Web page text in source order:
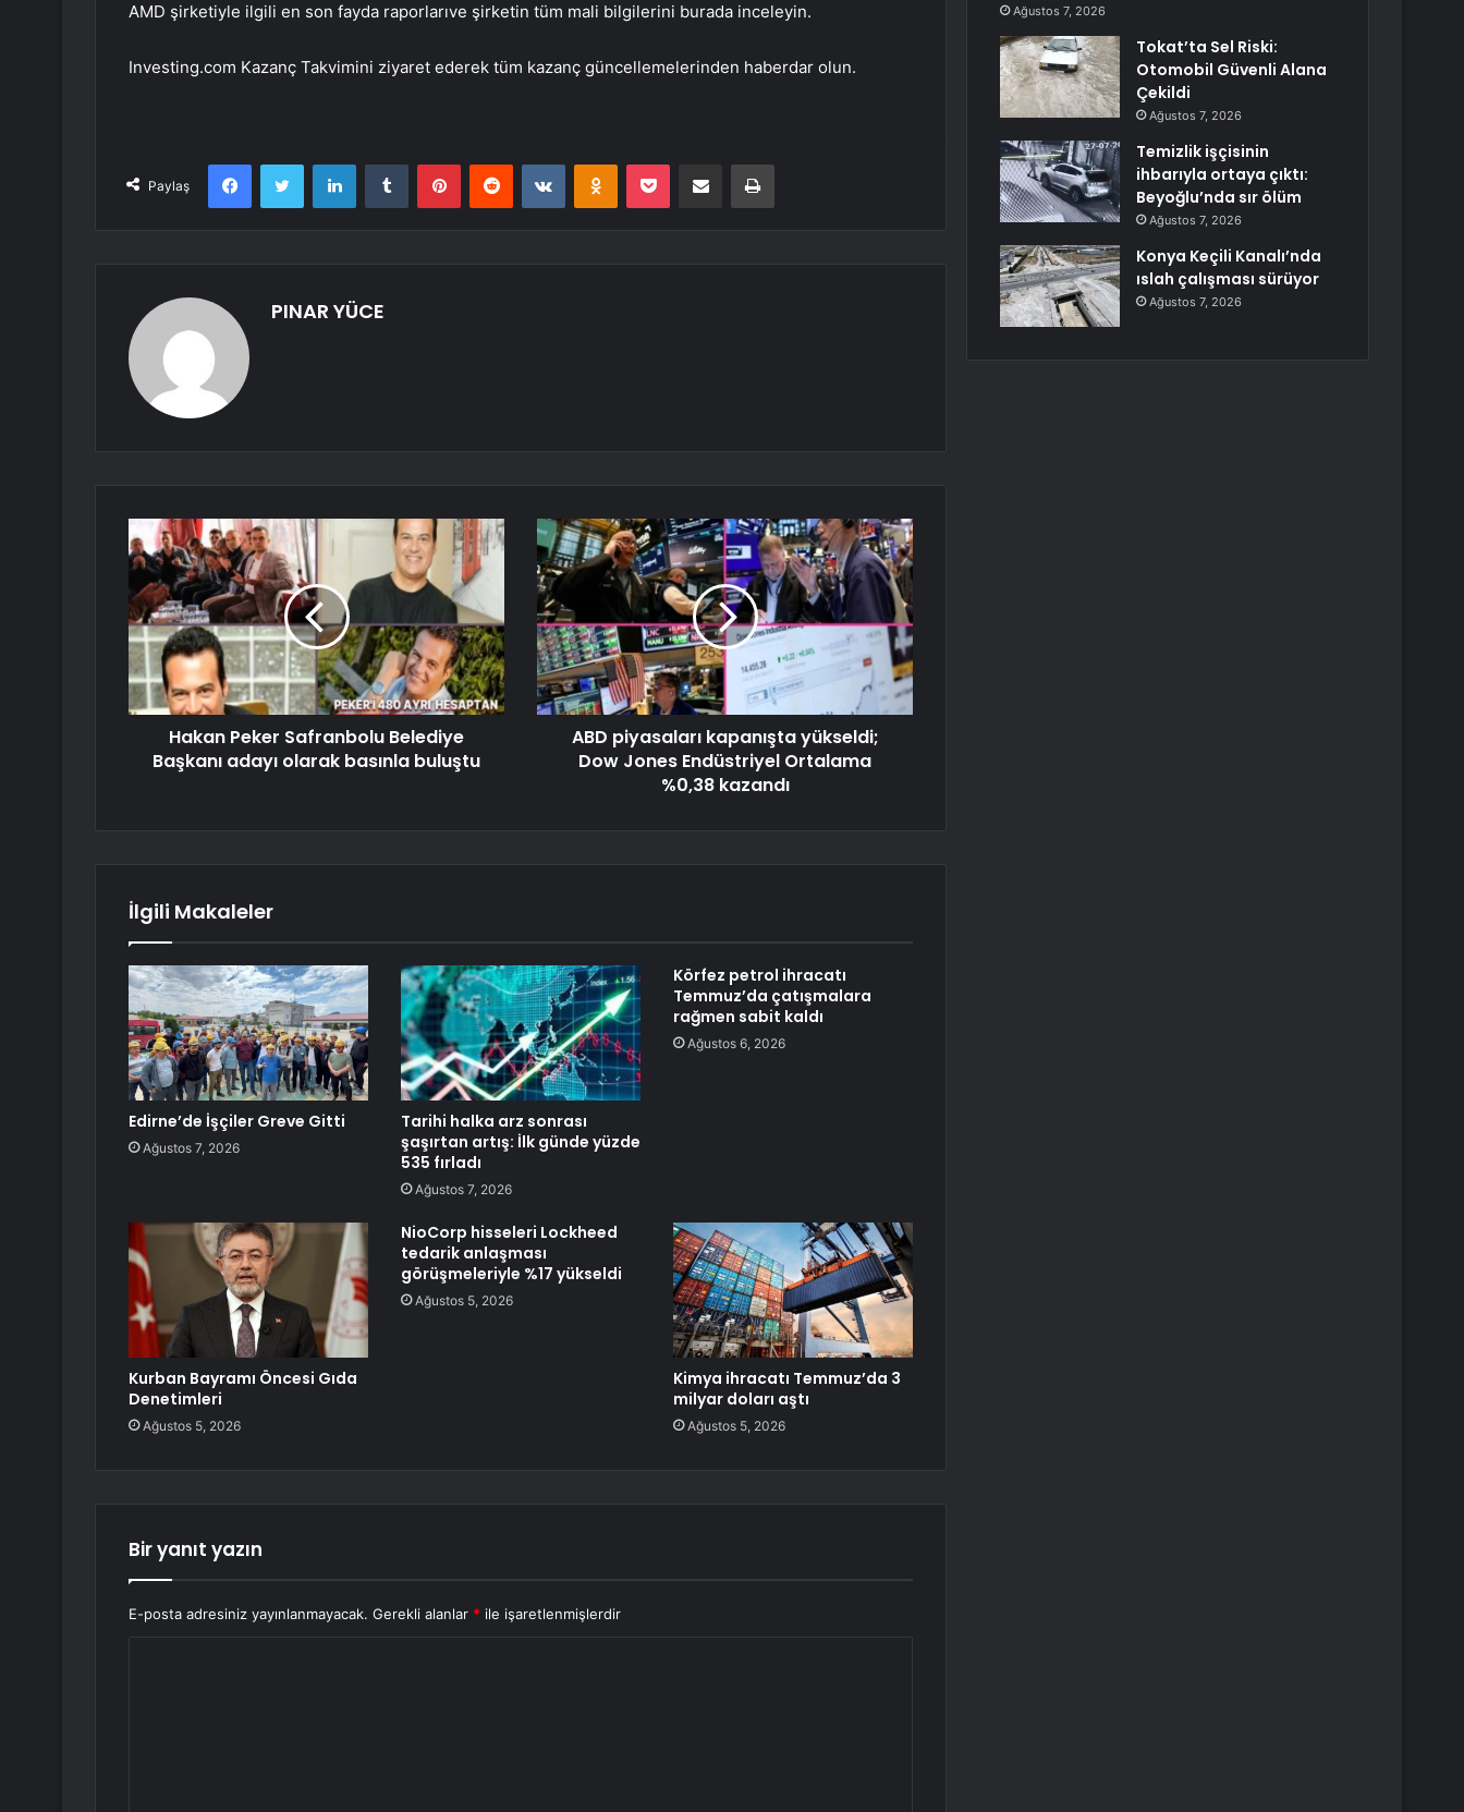
AMD şirketiyle ilgili en son fayda raporlarıve şirketin tüm mali bilgilerini burada inceleyin.
Investing.com Kazanç Takvimini ziyaret ederek tüm kazanç güncellemelerinden haberdar olun.
Paylaş
FacebookTwitter LinkedInTumblr PinterestReddit VKontakteOdnoklassniki
Pocket E-Posta ile paylaş Yazdır
PINAR YÜCE
Hakan Peker Safranbolu Belediye
Başkanı adayı olarak basınla buluştu
ABD piyasaları kapanışta yükseldi;
Dow Jones Endüstriyel Ortalama
%0,38 kazandı
İlgili Makaleler
Edirne’de İşçiler Greve Gitti
Ağustos 7, 2026
Tarihi halka arz sonrası
şaşırtan artış: İlk günde yüzde
535 fırladı
Ağustos 7, 2026
Körfez petrol ihracatı
Temmuz’da çatışmalara
rağmen sabit kaldı
Ağustos 6, 2026
Kurban Bayramı Öncesi Gıda
Denetimleri
Ağustos 5, 2026
NioCorp hisseleri Lockheed
tedarik anlaşması
görüşmeleriyle %17 yükseldi
Ağustos 5, 2026
Kimya ihracatı Temmuz’da 3
milyar doları aştı
Ağustos 5, 2026
Bir yanıt yazın
E-posta adresiniz yayınlanmayacak. Gerekli alanlar * ile işaretlenmişlerdir
Ağustos 7, 2026
Tokat’ta Sel Riski:
Otomobil Güvenli Alana
Çekildi
Ağustos 7, 2026
Temizlik işçisinin
ihbarıyla ortaya çıktı:
Beyoğlu’nda sır ölüm
Ağustos 7, 2026
Konya Keçili Kanalı’nda
ıslah çalışması sürüyor
Ağustos 7, 2026